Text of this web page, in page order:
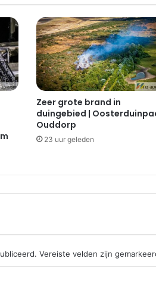
Zeer grote brand in
duingebied |
Ouddorp
23 uur geleden
Vereiste velden zijn